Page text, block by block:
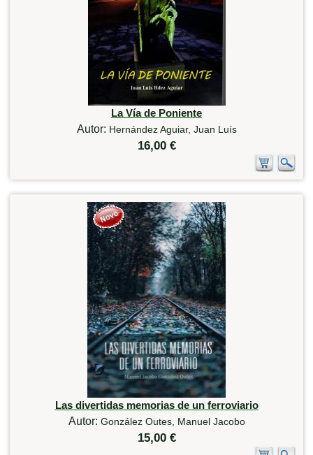
La Vía de Poniente
Autor: Hernández Aguiar, Juan Luís
16,00 €
Las divertidas memorias de un ferroviario
Autor: González Outes, Manuel Jacobo
15,00 €